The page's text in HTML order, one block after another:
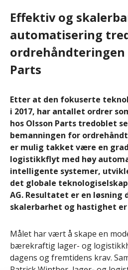
Effektiv og
automatisering
ordrehåndteringen
Parts
Etter at den fokuserte
i 2017, har antallet ordrer
hos Olsson Parts tredoblet
bemanningen for
er mulig takket være en
logistikkflyt med høy
intelligente systemer,
det globale
AG. Resultatet er en løsning
skalerbarhet og hastighet
Målet har vært å skape en
bærekraftig lager- og
dagens og fremtidens krav.